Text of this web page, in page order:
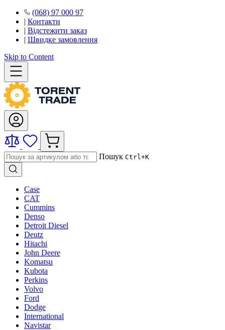
(068) 97 000 97
| Контакти
| Відстежити заказ
| Швидке замовлення
Skip to Content
Пошук Ctrl+K
Case
CAT
Cummins
Denso
Detroit Diesel
Deutz
Hitachi
John Deere
Komatsu
Kubota
Perkins
Volvo
Ford
Dodge
International
Navistar